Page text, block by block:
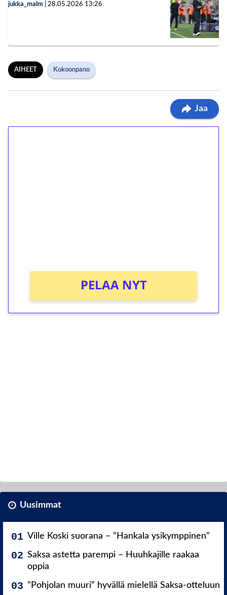
jukka_malm 28.05.2026 13:26
AIHEET Kokoonpano
Jaa
PELAA NYT
Uusimmat
Ville Koski suorana – ”Hankala ysikymppinen”
Saksa astetta parempi – Huuhkajille raakaa
oppia
”Pohjolan muuri” hyvällä mielellä Saksa-otteluun